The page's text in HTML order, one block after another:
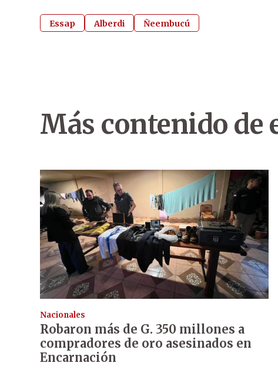
Essap Alberdi Ñeembucú
Más contenido de
Nacionales
Robaron más de G. 350 millones a
compradores de oro asesinados en
Encarnación